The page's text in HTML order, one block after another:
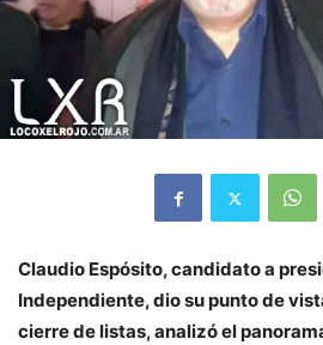
Claudio Espósito, candidato a
Independiente, dio su punto de
cierre de listas, analizó el